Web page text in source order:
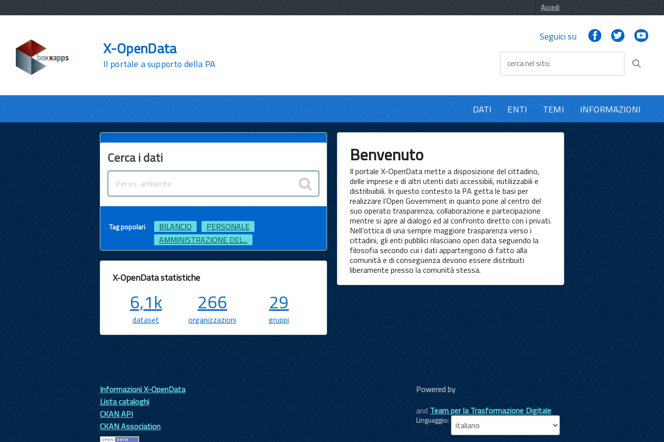
Accedi
X-OpenData
Il portale a supporto della PA
Seguici su FacebookTwitter
cerca nel sito
DATI ENTI TEMI INFORMAZIONI
Cerca i dati
Tag popolari BILANCIO
PERSONALE
AMMINISTRAZIONE DEL...
X-OpenData statistiche
6,1k
dataset
266
organizzazioni
29
gruppi
Benvenuto
Il portale X-OpenData mette a disposizione del cittadino,
delle imprese e di altri utenti dati accessibili, riutilizzabili e
distribuibili. In questo contesto la PA getta le basi per
realizzare l’Open Government in quanto pone al centro del
suo operato trasparenza, collaborazione e partecipazione
mentre si apre al dialogo ed al confronto diretto con i privati.
Nell’ottica di una sempre maggiore trasparenza verso i
cittadini, gli enti pubblici rilasciano open data seguendo la
filosofia secondo cui i dati appartengono di fatto alla
comunità e di conseguenza devono essere distribuiti
liberamente presso la comunità stessa.
Informazioni X-OpenData
Lista cataloghi
CKAN API
CKAN Association
Powered by
and Team per la Trasformazione Digitale
Linguaggio